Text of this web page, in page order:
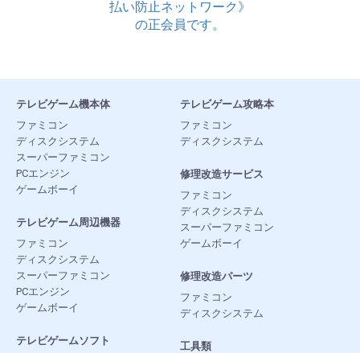
払い防止ネットワーク》
の正会員です。
テレビゲーム機本体
ファミコン
ディスクシステム
スーパーファミコン
PCエンジン
ゲームボーイ
テレビゲーム周辺機器
ファミコン
ディスクシステム
スーパーファミコン
PCエンジン
ゲームボーイ
テレビゲームソフト
テレビゲーム攻略本
ファミコン
ディスクシステム
修理改造サービス
ファミコン
ディスクシステム
スーパーファミコン
ゲームボーイ
修理改造パーツ
ファミコン
ディスクシステム
工具類